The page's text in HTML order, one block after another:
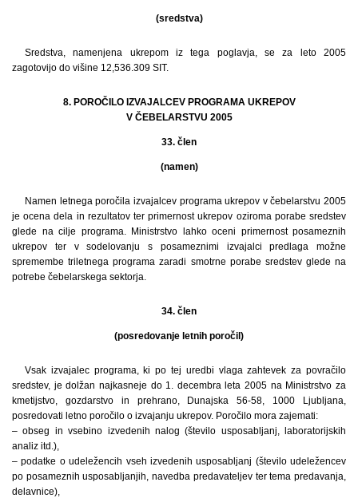
(sredstva)
Sredstva, namenjena ukrepom iz tega poglavja, se za leto 2005
zagotovijo do višine 12,536.309 SIT.
8. POROČILO IZVAJALCEV PROGRAMA UKREPOV
V ČEBELARSTVU 2005
33. člen
(namen)
Namen letnega poročila izvajalcev programa ukrepov v čebelarstvu 2005
je ocena dela in rezultatov ter primernost ukrepov oziroma porabe sredstev
glede na cilje programa. Ministrstvo lahko oceni primernost posameznih
ukrepov ter v sodelovanju s posameznimi izvajalci predlaga možne
spremembe triletnega programa zaradi smotrne porabe sredstev glede na
potrebe čebelarskega sektorja.
34. člen
(posredovanje letnih poročil)
Vsak izvajalec programa, ki po tej uredbi vlaga zahtevek za povračilo
sredstev, je dolžan najkasneje do 1. decembra leta 2005 na Ministrstvo za
kmetijstvo, gozdarstvo in prehrano, Dunajska 56-58, 1000 Ljubljana,
posredovati letno poročilo o izvajanju ukrepov. Poročilo mora zajemati:
– obseg in vsebino izvedenih nalog (število usposabljanj, laboratorijskih
analiz itd.),
– podatke o udeležencih vseh izvedenih usposabljanj (število udeležencev
po posameznih usposabljanjih, navedba predavateljev ter tema predavanja,
delavnice),